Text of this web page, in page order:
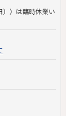
））は臨時休業い